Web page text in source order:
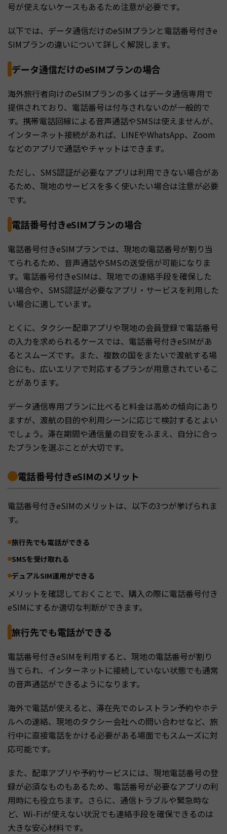
号が使えないケースもあるため注意が必要です。
以下では、データ通信だけのeSIMプランと電話番号付きe
SIMプランの違いについて詳しく解説します。
データ通信だけのeSIMプランの場合
海外旅行者向けのeSIMプランの多くはデータ通信専用で
提供されており、電話番号は付与されないのが一般的で
す。携帯電話回線による音声通話やSMSは使えませんが、
インターネット接続があれば、LINEやWhatsApp、Zoom
などのアプリで通話やチャットはできます。
ただし、SMS認証が必要なアプリは利用できない場合があ
るため、現地のサービスを多く使いたい場合は注意が必要
です。
電話番号付きeSIMプランの場合
電話番号付きeSIMプランでは、現地の電話番号が割り当
てられるため、音声通話やSMSの送受信が可能になりま
す。電話番号付きeSIMは、現地での連絡手段を確保した
い場合や、SMS認証が必要なアプリ・サービスを利用した
い場合に適しています。
とくに、タクシー配車アプリや現地の会員登録で電話番号
の入力を求められるケースでは、電話番号付きeSIMがあ
るとスムーズです。また、複数の国をまたいで渡航する場
合にも、広いエリアで対応するプランが用意されているこ
とがあります。
データ通信専用プランに比べると料金は高めの傾向にあり
ますが、渡航の目的や利用シーンに応じて検討するとよい
でしょう。滞在期間や通信量の目安をふまえ、自分に合っ
たプランを選ぶことが大切です。
電話番号付きeSIMのメリット
電話番号付きeSIMのメリットは、以下の3つが挙げられま
す。
旅行先でも電話ができる
SMSを受け取れる
デュアルSIM運用ができる
メリットを確認しておくことで、購入の際に電話番号付き
eSIMにするか適切な判断ができます。
旅行先でも電話ができる
電話番号付きeSIMを利用すると、現地の電話番号が割り
当てられ、インターネットに接続していない状態でも通常
の音声通話ができるようになります。
海外で電話が使えると、滞在先でのレストラン予約やホテ
ルへの連絡、現地のタクシー会社への問い合わせなど、旅
行中に直接電話をかける必要がある場面でもスムーズに対
応可能です。
また、配車アプリや予約サービスには、現地電話番号の登
録が必須なものもあるため、電話番号が必要なアプリの利
用時にも役立ちます。さらに、通信トラブルや緊急時な
ど、Wi-Fiが使えない状況でも連絡手段を確保できるのは
大きな安心材料です。